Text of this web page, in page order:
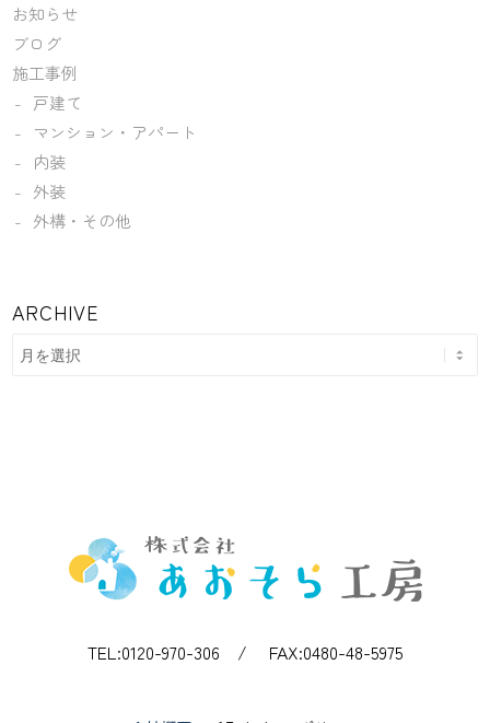
お知らせ
ブログ
施工事例
戸建て
マンション・アパート
内装
外装
外構・その他
ARCHIVE
TEL:0120-970-306 / FAX:0480-48-5975